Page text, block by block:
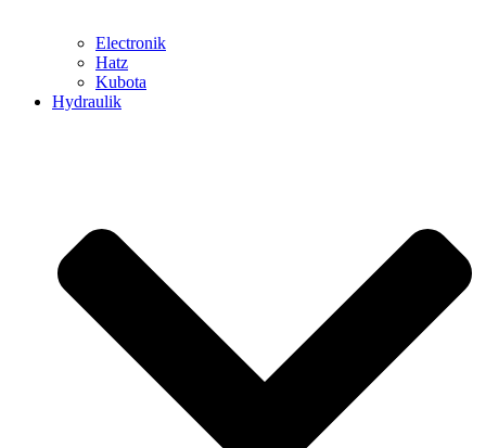
Electronik
Hatz
Kubota
Hydraulik